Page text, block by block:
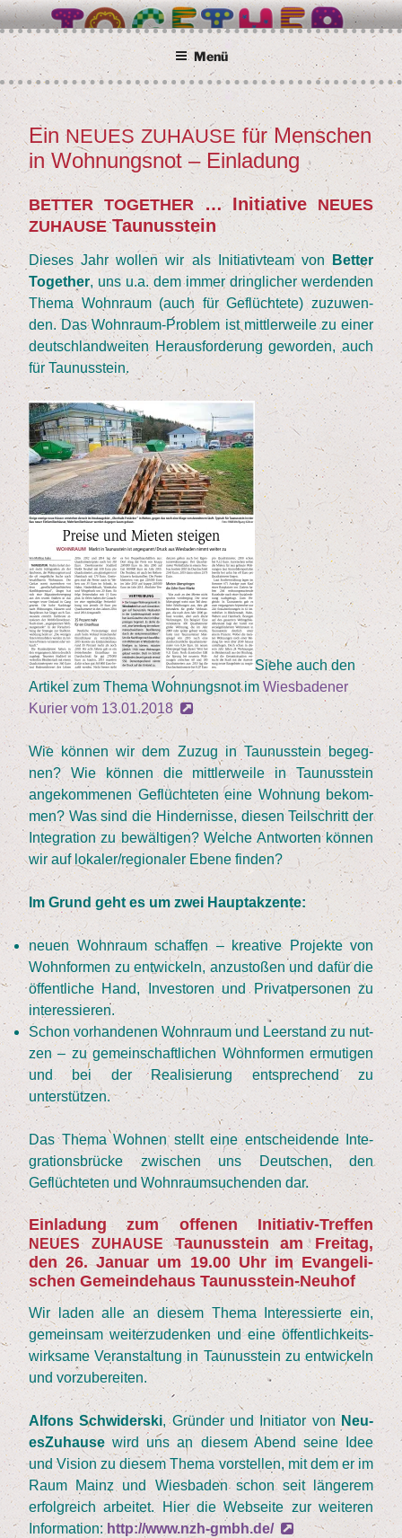
Zum
Inhalt
springenBETTER TOGETHER
Wir alle sind Taunusstein
Menü
VERÖFFENTLICHT
AM
Ein NEUES ZUHAUSE für Men­schen
in Woh­nungs­not – Einladung
BETTER TOGETHER … Initia­ti­ve NEUES
ZUHAUSETaunusstein
Die­ses Jahr wol­len wir als Initia­tiv­team von Bet­ter
Tog­e­ther, uns u.a. dem immer dring­li­cher wer­den­den
The­ma Wohn­raum (auch für Geflüch­te­te) zuzu­wen­
den. Das Wohn­raum-Pro­blem ist mitt­ler­wei­le zu einer
deutsch­land­wei­ten Her­aus­for­de­rung gewor­den, auch
für Taunusstein.
Sie­he auch den
Arti­kel zum The­ma Woh­nungs­not im Wies­ba­de­ner
Kurier vom 13.01.2018
Wie kön­nen wir dem Zuzug in Tau­nus­stein begeg­
nen? Wie kön­nen die mitt­ler­wei­le in Tau­nus­stein
ange­kom­me­nen Geflüch­te­ten eine Woh­nung bekom­
men? Was sind die Hin­der­nis­se, die­sen Teil­schritt der
Inte­gra­ti­on zu bewäl­ti­gen? Wel­che Ant­wor­ten kön­nen
wir auf lokaler/​regionaler Ebe­ne finden?
Im Grund geht es um zwei Hauptakzente:
neu­en Wohn­raum schaf­fen – krea­ti­ve Pro­jek­te von
Wohn­for­men zu ent­wi­ckeln, anzu­sto­ßen und dafür die
öffent­li­che Hand, Inves­to­ren und Pri­vat­per­so­nen zu
interessieren.
Schon vor­han­de­nen Wohn­raum und Leer­stand zu nut­
zen – zu gemein­schaft­li­chen Wohn­for­men ermu­ti­gen
und bei der Rea­li­sie­rung ent­spre­chend zu
unterstützen.
Das The­ma Woh­nen stellt eine ent­schei­den­de Inte­
gra­ti­ons­brü­cke zwi­schen uns Deut­schen, den
Geflüch­te­ten und Wohn­raum­su­chen­den dar.
Ein­la­dung zum offe­nen Initia­tiv-Tref­fen
NEUES ZUHAUSETau­nus­stein am Frei­tag,
den26. Janu­ar um 19.00Uhr im Evan­ge­li­
schen Gemein­de­haus Taunusstein-Neuhof
Wir laden alle an die­sem The­ma Inter­es­sier­te ein,
gemein­sam wei­ter­zu­den­ken und eine öffent­lich­keits­
wirk­sa­me Ver­an­stal­tung in Tau­nus­stein zu ent­wi­ckeln
und vorzubereiten.
Alfons Schwi­der­ski, Grün­der und Initia­tor vonNeu­
es­Zu­hau­se wird uns an die­sem Abend sei­ne Idee
und Visi­on zu die­sem The­ma vor­stel­len, mit dem er im
Raum Mainz und Wies­ba­den schon seit län­ge­rem
erfolg­reich arbei­tet. Hier die Web­sei­te zur wei­te­ren
Infor­ma­ti­on: http://www.nzh-gmbh.de/